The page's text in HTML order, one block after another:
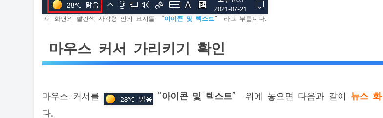
이 화면의 빨간색 사각형 안의 표시를 “아이콘 및 텍스트” 라고 부릅니다.
마우스 커서 가리키기 확인
마우스 커서를 “아이콘 및 텍스트” 위에 놓으면 다음과 같이 뉴스 화
다.